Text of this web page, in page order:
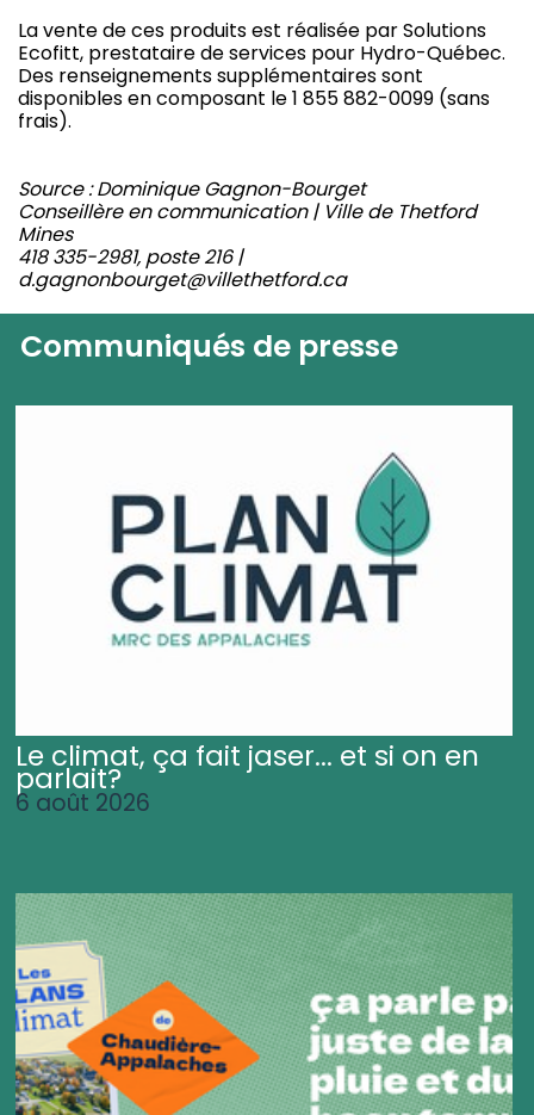
La vente de ces produits est réalisée par Solutions
Ecofitt, prestataire de services pour Hydro-Québec.
Des renseignements supplémentaires sont
disponibles en composant le 1 855 882-0099 (sans
frais).
Source : Dominique Gagnon-Bourget
Conseillère en communication | Ville de Thetford
Mines
418 335-2981, poste 216 |
d.gagnonbourget@villethetford.ca
Communiqués de presse
Le climat, ça fait jaser... et si on en
parlait?
6 août 2026